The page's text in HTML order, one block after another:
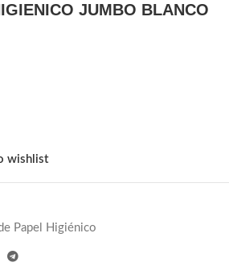
JUMBO BLANCO
wishlist
Papel Higiénico